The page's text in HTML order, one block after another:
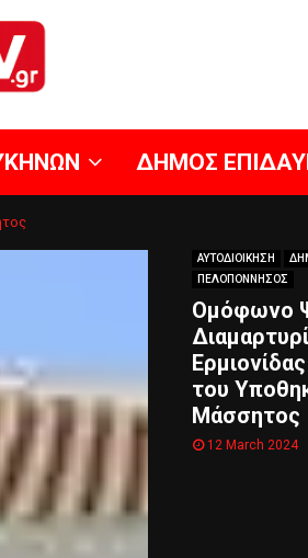
ΔΗΜΟΣ
ΑΥΤΟΔΙΟΙΚΗΣΗ
ΠΕΛΟΠΟΝΝΗΣΟΣ
Ομόφωνο
του
Μάσσητος
12 March 2024